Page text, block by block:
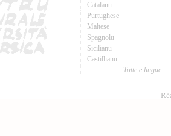
Catalanu
Purtughese
Maltese
Spagnolu
Sicilianu
Castillianu
Tutte e lingue